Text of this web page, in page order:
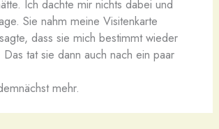
Ich dachte mir nichts dabei und
Sie nahm meine Visitenkarte
dass sie mich bestimmt wieder
tat sie dann auch nach ein paar
mehr.